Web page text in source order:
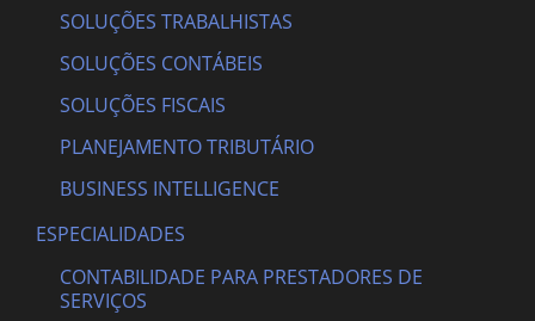
SOLUÇÕES TRABALHISTAS
SOLUÇÕES CONTÁBEIS
SOLUÇÕES FISCAIS
PLANEJAMENTO TRIBUTÁRIO
BUSINESS INTELLIGENCE
ESPECIALIDADES
CONTABILIDADE PARA PRESTADORES DE
SERVIÇOS